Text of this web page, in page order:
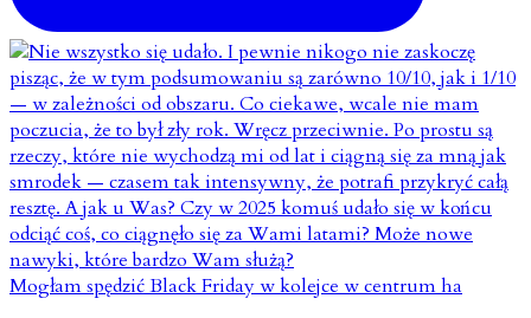
Mogłam spędzić Black Friday w kolejce w centrum ha